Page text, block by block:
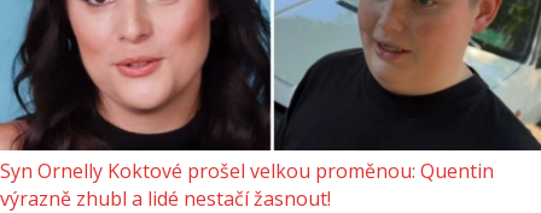
Syn Ornelly Koktové prošel velkou proměnou: Quentin
výrazně zhubl a lidé nestačí žasnout!